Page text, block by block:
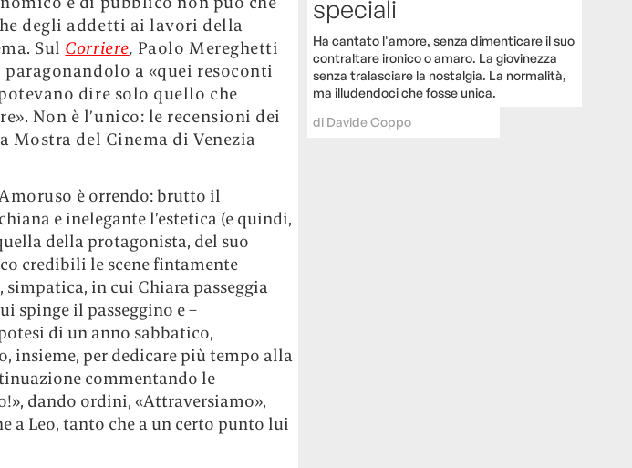
degli addetti ai lavori della
Sul Corriere, Paolo Mereghetti
a «quei resoconti
dire solo quello che
Non è l’unico: le recensioni dei
Mostra del Cinema di Venezia
è orrendo: brutto il
e inelegante l’estetica (e quindi,
della protagonista, del suo
credibili le scene fintamente
in cui Chiara passeggia
spinge il passeggino e –
di un anno sabbatico,
insieme, per dedicare più tempo alla
commentando le
dando ordini, «Attraversiamo»,
a Leo, tanto che a un certo punto lui
speciali
Ha cantato l'amore, senza dimenticare il suo
contraltare ironico o amaro. La giovinezza
senza tralasciare la nostalgia. La normalità,
ma illudendoci che fosse unica.
di Davide Coppo